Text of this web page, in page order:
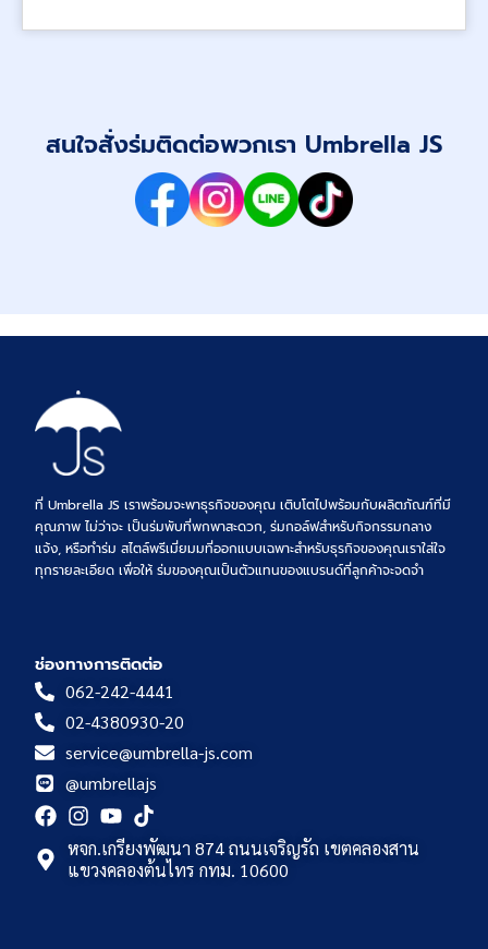
สนใจสั่งร่มติดต่อพวกเรา Umbrella JS
ที่ Umbrella JS เราพร้อมจะพาธุรกิจของคุณ เติบโตไปพร้อมกับผลิตภัณฑ์ที่มี
คุณภาพ ไม่ว่าจะ เป็นร่มพับที่พกพาสะดวก, ร่มกอล์ฟสำหรับกิจกรรมกลาง
แจ้ง, หรือทำร่ม สไตล์พรีเมี่ยมมที่ออกแบบเฉพาะสำหรับธุรกิจของคุณเราใส่ใจ
ทุกรายละเอียด เพื่อให้ ร่มของคุณเป็นตัวแทนของแบรนด์ที่ลูกค้าจะจดจำ
ช่องทางการติดต่อ
062-242-4441
02-4380930-20
service@umbrella-js.com
@umbrellajs
หจก.เกรียงพัฒนา 874 ถนนเจริญรัถ เขตคลองสาน
แขวงคลองต้นไทร กทม. 10600